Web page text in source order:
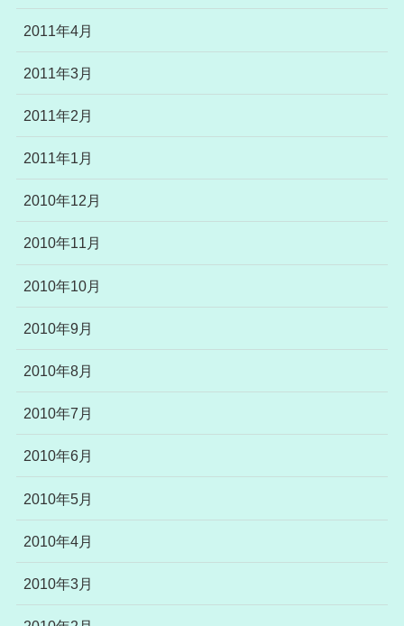
2011年4月
2011年3月
2011年2月
2011年1月
2010年12月
2010年11月
2010年10月
2010年9月
2010年8月
2010年7月
2010年6月
2010年5月
2010年4月
2010年3月